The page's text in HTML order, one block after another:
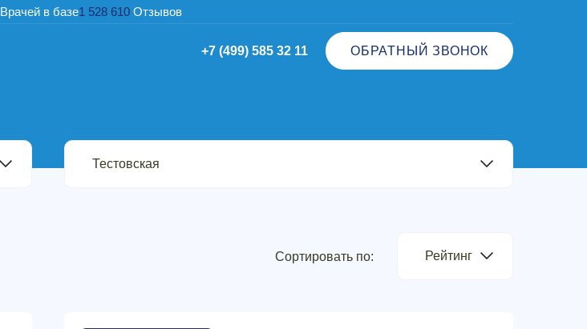
Врачей в базе1 528 610 Отзывов
+7 (499) 585 32 11 ОБРАТНЫЙ ЗВОНОК
Сортировать по: Рейтинг